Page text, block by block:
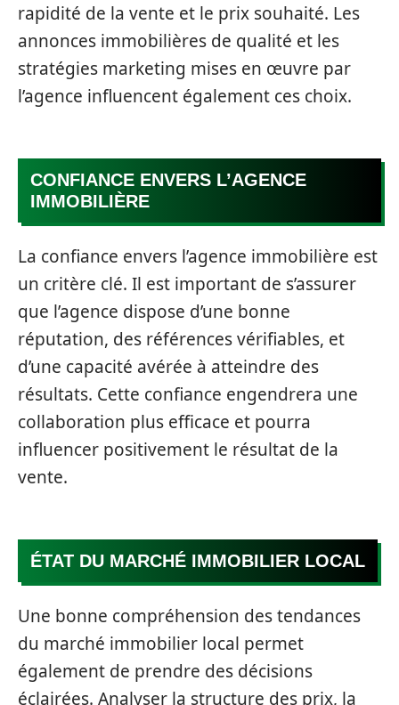
rapidité de la vente et le prix souhaité. Les
annonces immobilières de qualité et les
stratégies marketing mises en œuvre par
l’agence influencent également ces choix.
CONFIANCE ENVERS L’AGENCE
IMMOBILIÈRE
La confiance envers l’agence immobilière est
un critère clé. Il est important de s’assurer
que l’agence dispose d’une bonne
réputation, des références vérifiables, et
d’une capacité avérée à atteindre des
résultats. Cette confiance engendrera une
collaboration plus efficace et pourra
influencer positivement le résultat de la
vente.
ÉTAT DU MARCHÉ IMMOBILIER LOCAL
Une bonne compréhension des tendances
du marché immobilier local permet
également de prendre des décisions
éclairées. Analyser la structure des prix, la